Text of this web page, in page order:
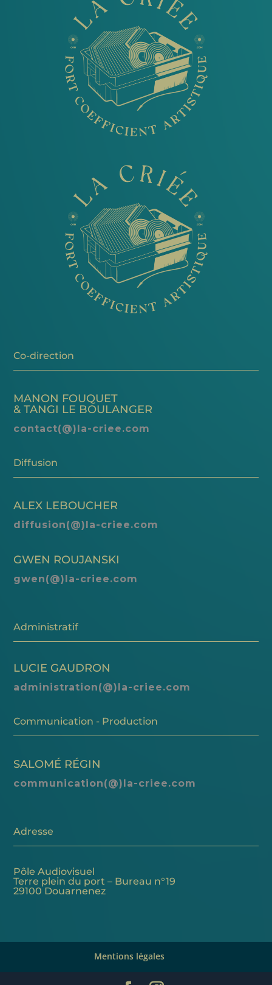
Co-direction
MANON FOUQUET
& TANGI LE BOULANGER
contact(@)la-criee.com
Diffusion
ALEX LEBOUCHER
diffusion(@)la-criee.com
GWEN ROUJANSKI
gwen(@)la-criee.com
Administratif
LUCIE GAUDRON
administration(@)la-criee.com
Communication - Production
SALOMÉ RÉGIN
communication(@)la-criee.com
Adresse
Pôle Audiovisuel
Terre plein du port – Bureau n°19
29100 Douarnenez
Mentions légales